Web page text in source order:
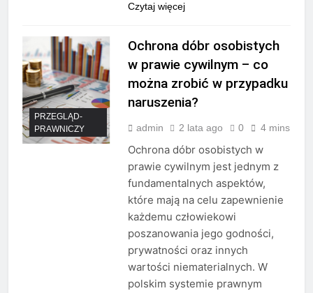
Czytaj więcej
PRZEGLĄD-
PRAWNICZY
Ochrona dóbr osobistych
w prawie cywilnym – co
można zrobić w przypadku
naruszenia?
admin 2 lata ago 0 4 mins
Ochrona dóbr osobistych w
prawie cywilnym jest jednym z
fundamentalnych aspektów,
które mają na celu zapewnienie
każdemu człowiekowi
poszanowania jego godności,
prywatności oraz innych
wartości niematerialnych. W
polskim systemie prawnym